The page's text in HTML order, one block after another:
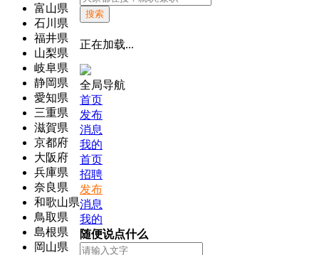
富山県
石川県
福井県
山梨県
岐阜県
静岡県
愛知県
三重県
滋賀県
京都府
大阪府
兵庫県
奈良県
和歌山県
鳥取県
島根県
岡山県
搜索
正在加载...
全局导航
首页
发布
消息
我的
首页
招聘
发布
消息
我的
随便说点什么